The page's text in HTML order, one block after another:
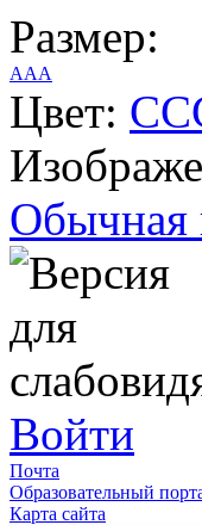
Размер:
AAA
Цвет: CC
Обычная
Войти
Почта
Образовательный
Карта сайта